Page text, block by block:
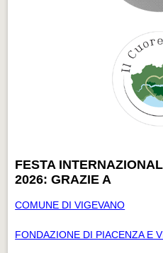
FESTA
2026: GRAZIE A
COMUNE DI VIGEVANO
FONDAZIONE DI PIACENZA E